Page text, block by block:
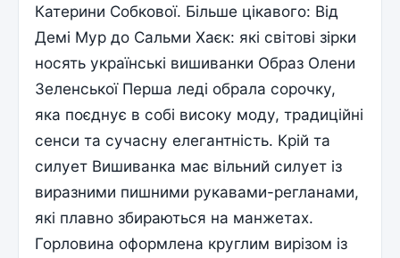
Катерини Собкової. Більше цікавого: Від
Демі Мур до Сальми Хаєк: які світові зірки
носять українські вишиванки Образ Олени
Зеленської Перша леді обрала сорочку,
яка поєднує в собі високу моду, традиційні
сенси та сучасну елегантність. Крій та
силует Вишиванка має вільний силует із
виразними пишними рукавами-регланами,
які плавно збираються на манжетах.
Горловина оформлена круглим вирізом із